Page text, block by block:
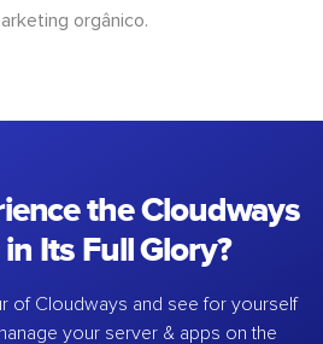
orgânico.
the Cloudways
Its Full Glory?
of Cloudways and see for yourself
your server & apps on the